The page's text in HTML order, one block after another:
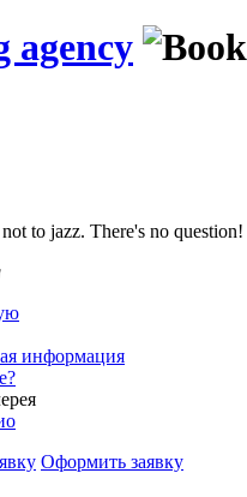
agency
to jazz. There's no question!
информация
Оформить заявку